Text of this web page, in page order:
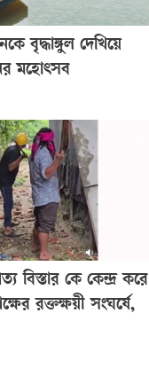
বৃদ্ধাঙ্গুল দেখিয়ে
মহোৎসব
বিস্তার কে কেন্দ্র করে
রক্তক্ষয়ী সংঘর্ষে,